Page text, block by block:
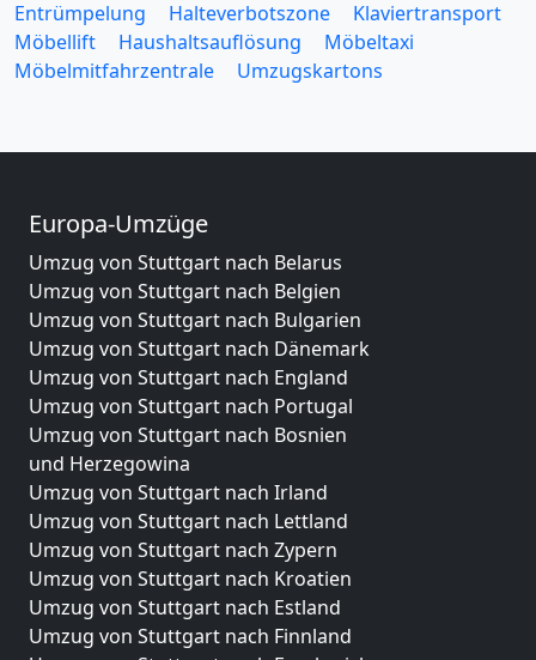
Entrümpelung
Halteverbotszone
Klaviertransport
Möbellift
Haushaltsauflösung
Möbeltaxi
Möbelmitfahrzentrale
Umzugskartons
Europa-Umzüge
Umzug von Stuttgart nach Belarus
Umzug von Stuttgart nach Belgien
Umzug von Stuttgart nach Bulgarien
Umzug von Stuttgart nach Dänemark
Umzug von Stuttgart nach England
Umzug von Stuttgart nach Portugal
Umzug von Stuttgart nach Bosnien
und Herzegowina
Umzug von Stuttgart nach Irland
Umzug von Stuttgart nach Lettland
Umzug von Stuttgart nach Zypern
Umzug von Stuttgart nach Kroatien
Umzug von Stuttgart nach Estland
Umzug von Stuttgart nach Finnland